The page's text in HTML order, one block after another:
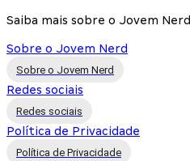
Saiba mais sobre o Jovem Nerd
Sobre o Jovem Nerd
Sobre o Jovem Nerd
Redes sociais
Redes sociais
Política de Privacidade
Política de Privacidade